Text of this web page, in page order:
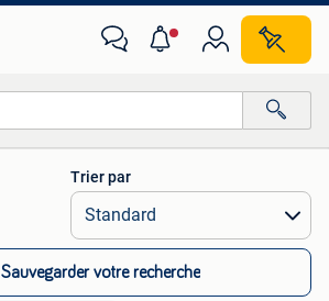
Toutes les distances…
Trier par
Sauvegarder votre recherche